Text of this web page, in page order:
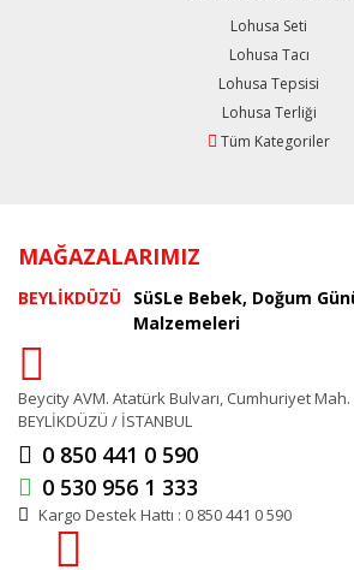
Lohusa Seti
Lohusa Tacı
Lohusa Tepsisi
Lohusa Terliği
Tüm Kategoriler
MAĞAZALARIMIZ
BEYLİKDÜZÜ SüSLe Bebek, Doğum
Malzemeleri
Beycity AVM. Atatürk Bulvarı, Cumhuriyet
BEYLİKDÜZÜ / İSTANBUL
0 850 441 0 590
0 530 956 1 333
Kargo Destek Hattı : 0 850 441 0 590